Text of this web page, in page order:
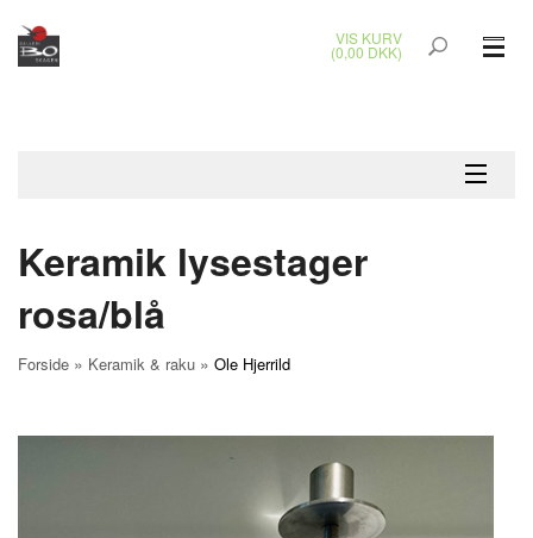
VIS KURV
(0,00 DKK)
Keramik lysestager
rosa/blå
Forside » Keramik & raku » Ole Hjerrild